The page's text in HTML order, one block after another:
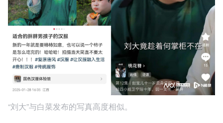
“刘大”与白菜发布的写真高度相似。